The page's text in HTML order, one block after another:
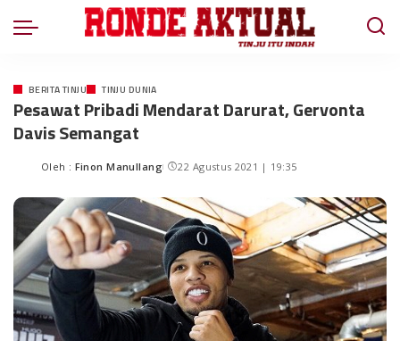
BERITA TINJU TINJU DUNIA
Pesawat Pribadi Mendarat Darurat, Gervonta
Davis Semangat
Oleh : Finon Manullang 22 Agustus 2021 | 19:35